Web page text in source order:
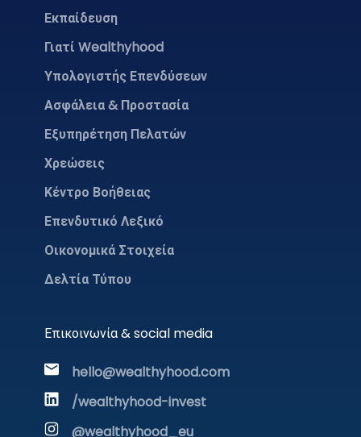
Εκπαίδευση
Γιατί Wealthyhood
Υπολογιστής Επενδύσεων
Ασφάλεια & Προστασία
Εξυπηρέτηση Πελατών
Χρεώσεις
Κέντρο Βοήθειας
Επενδυτικό Λεξικό
Οικονομικά Στοιχεία
Δελτία Τύπου
Επικοινωνία & social media
hello@wealthyhood.com
/wealthyhood-invest
@wealthyhood_eu